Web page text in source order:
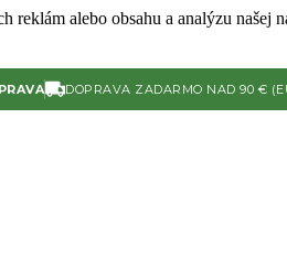
alebo obsahu a analýzu
DOPRAVA ZADARMO NAD 90 €